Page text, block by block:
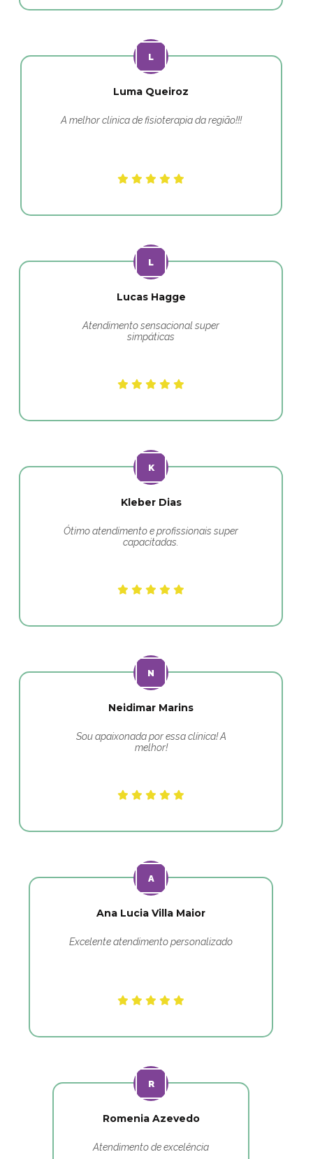
Luma Queiroz
A melhor clínica de fisioterapia da região!!!
Lucas Hagge
Atendimento sensacional super
simpáticas
Kleber Dias
Ótimo atendimento e profissionais super
capacitadas.
Neidimar Marins
Sou apaixonada por essa clínica! A
melhor!
Ana Lucia Villa Maior
Excelente atendimento personalizado
Romenia Azevedo
Atendimento de excelência